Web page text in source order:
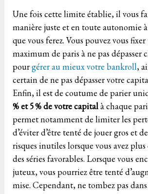
Une fois cette limite établie, il vous
manière juste et en toute autonomie
que vous ferez. Vous pouvez vous
maximum de paris à ne pas dépasser
pourgérer au mieux votre bankroll,
certain de ne pas dépasser votre
Enfin, il est de coutume de parier
% et 5 % de votre capitalà chaque
permet notamment de limiter les
d’éviter d’être tenté de jouer gros et
risques inutiles lorsque vous avez plus
des séries favorables. Lorsque vous
juteux, vous pourriez être tenté
mise. Cependant, ne tombez pas